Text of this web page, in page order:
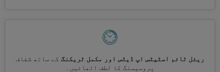
ریئل ٹائم اسٹیٹس اپ ڈیٹس اور مکمل ٹریکنگ کے ساتھ شفاف
پروسیسنگ کا لطف اٹھائیں۔